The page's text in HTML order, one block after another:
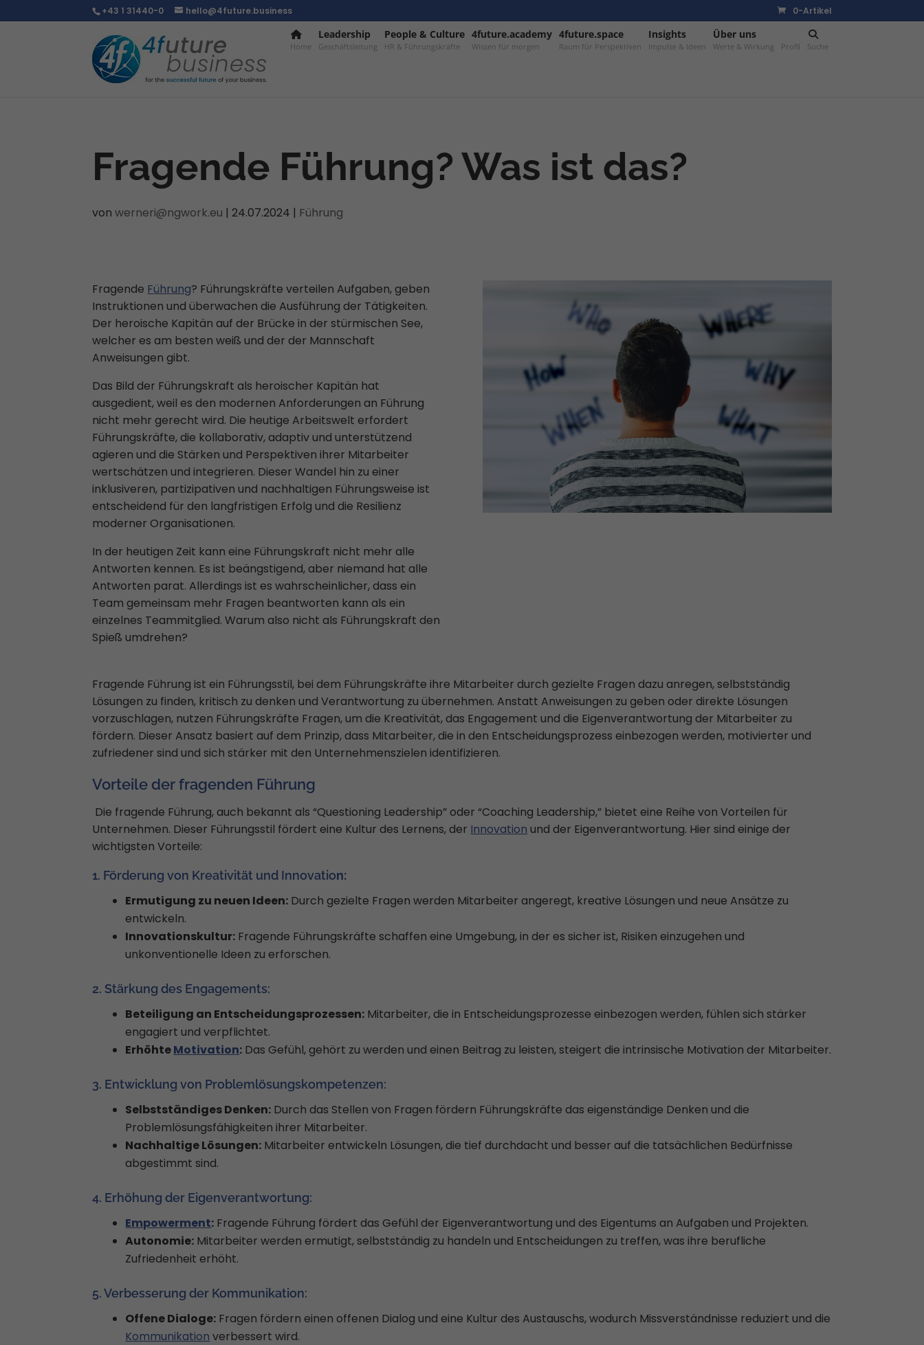
+43 1 31440-0 hello@4future.business 0-Artikel
Home
Leadership
Geschäftsleitung
People & Culture–
HR & Führungskräfte
4future.academy–
Wissen für morgen
4future.space–
Raum für Perspektiven
Insights–
Impulse & Ideen
Über uns–
Werte & Wirkung Profil Suche
Fragende Führung? Was ist das?
vonwerneri@ngwork.eu |24.07.2024 | Führung
Fragende Führung? Führungskräfte verteilen Aufgaben, geben
Instruktionen und überwachen die Ausführung der Tätigkeiten.
Der heroische Kapitän auf der Brücke in der stürmischen See,
welcher es am besten weiß und der der Mannschaft
Anweisungen gibt.
Das Bild der Führungskraft als heroischer Kapitän hat
ausgedient, weil es den modernen Anforderungen an Führung
nicht mehr gerecht wird. Die heutige Arbeitswelt erfordert
Führungskräfte, die kollaborativ, adaptiv und unterstützend
agieren und die Stärken und Perspektiven ihrer Mitarbeiter
wertschätzen und integrieren. Dieser Wandel hin zu einer
inklusiveren, partizipativen und nachhaltigen Führungsweise ist
entscheidend für den langfristigen Erfolg und die Resilienz
moderner Organisationen.
In der heutigen Zeit kann eine Führungskraft nicht mehr alle
Antworten kennen. Es ist beängstigend, aber niemand hat alle
Antworten parat. Allerdings ist es wahrscheinlicher, dass ein
Team gemeinsam mehr Fragen beantworten kann als ein
einzelnes Teammitglied. Warum also nicht als Führungskraft den
Spieß umdrehen?
Fragende Führung ist ein Führungsstil, bei dem Führungskräfte ihre Mitarbeiter durch gezielte Fragen dazu anregen, selbstständig
Lösungen zu finden, kritisch zu denken und Verantwortung zu übernehmen. Anstatt Anweisungen zu geben oder direkte Lösungen
vorzuschlagen, nutzen Führungskräfte Fragen, um die Kreativität, das Engagement und die Eigenverantwortung der Mitarbeiter zu
fördern. Dieser Ansatz basiert auf dem Prinzip, dass Mitarbeiter, die in den Entscheidungsprozess einbezogen werden, motivierter und
zufriedener sind und sich stärker mit den Unternehmenszielen identifizieren.
Vorteile der fragenden Führung
Die fragende Führung, auch bekannt als “Questioning Leadership” oder “Coaching Leadership,” bietet eine Reihe von Vorteilen für
Unternehmen. Dieser Führungsstil fördert eine Kultur des Lernens, der Innovation und der Eigenverantwortung. Hier sind einige der
wichtigsten Vorteile:
1. Förderung von Kreativität und Innovation:
Ermutigung zu neuen Ideen: Durch gezielte Fragen werden Mitarbeiter angeregt, kreative Lösungen und neue Ansätze zu
entwickeln.
Innovationskultur: Fragende Führungskräfte schaffen eine Umgebung, in der es sicher ist, Risiken einzugehen und
unkonventionelle Ideen zu erforschen.
2. Stärkung des Engagements:
Beteiligung an Entscheidungsprozessen: Mitarbeiter, die in Entscheidungsprozesse einbezogen werden, fühlen sich stärker
engagiert und verpflichtet.
ErhöhteMotivation: Das Gefühl, gehört zu werden und einen Beitrag zu leisten, steigert die intrinsische Motivation der Mitarbeiter.
3. Entwicklung von Problemlösungskompetenzen:
Selbstständiges Denken: Durch das Stellen von Fragen fördern Führungskräfte das eigenständige Denken und die
Problemlösungsfähigkeiten ihrer Mitarbeiter.
Nachhaltige Lösungen: Mitarbeiter entwickeln Lösungen, die tief durchdacht und besser auf die tatsächlichen Bedürfnisse
abgestimmt sind.
4. Erhöhung der Eigenverantwortung:
Empowerment: Fragende Führung fördert das Gefühl der Eigenverantwortung und des Eigentums an Aufgaben und Projekten.
Autonomie: Mitarbeiter werden ermutigt, selbstständig zu handeln und Entscheidungen zu treffen, was ihre berufliche
Zufriedenheit erhöht.
5. Verbesserung der Kommunikation:
Offene Dialoge: Fragen fördern einen offenen Dialog und eine Kultur des Austauschs, wodurch Missverständnisse reduziert und die
Kommunikation verbessert wird.